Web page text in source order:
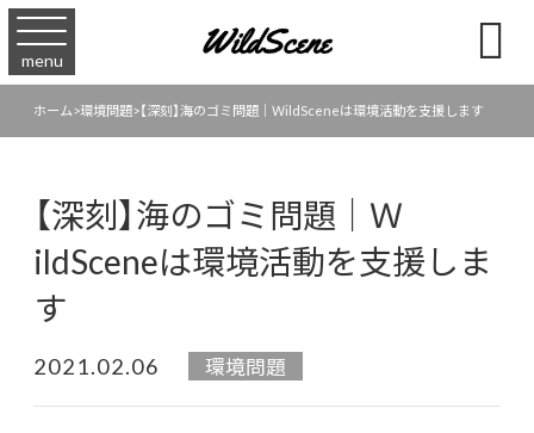
menu 
ホーム>環境問題>【深刻】海のゴミ問題｜ＷildSceneは環境活動を支援します
【深刻】海のゴミ問題｜Ｗ
ildSceneは環境活動を支援しま
す
2021.02.06 環境問題